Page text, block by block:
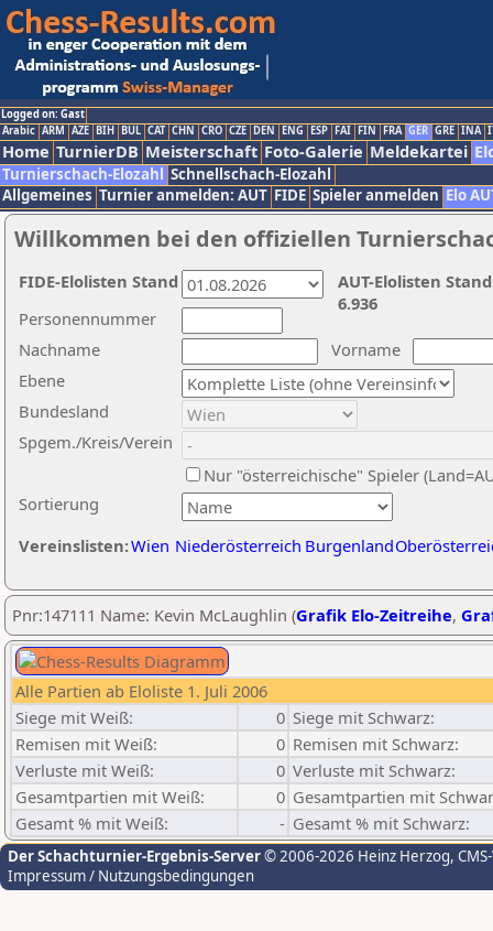
Logged on: Gast
Arabic ARM AZE BIH BUL CAT CHN CRO CZE DEN ENG ESP FAI FIN FRA GER GRE INA
Home TurnierDB Meisterschaft Foto-Galerie Meldekartei
Turnierschach-Elozahl Schnellschach-Elozahl
Allgemeines Turnier anmelden: AUT FIDE Spieler anmelden Elo
Willkommen bei den offiziellen
Nachname
Vorname
Ebene
Sortierung
Personennummer
Bundesland
Spgem./Kreis/Verein
Nur "österreichische" Spieler
Vereinslisten:Wien Niederösterreich Burgenland
AUT-Elolisten
6.936
FIDE-Elolisten Stand
Pnr:147111 Name: Kevin McLaughlin (Grafik Elo-Zeitreihe,
Alle Partien ab Eloliste 1. Juli 2006
Siege mit Weiß:
0 Siege mit Schwarz:
Remisen mit Weiß:
0 Remisen mit Schwarz:
Verluste mit Weiß:
0 Verluste mit Schwarz:
Gesamtpartien mit Weiß:
0 Gesamtpartien mit
Gesamt % mit Weiß:
- Gesamt % mit Schwarz:
Der Schachturnier-Ergebnis-Server© 2006-2026 Heinz Herzog,
Impressum / Nutzungsbedingungen